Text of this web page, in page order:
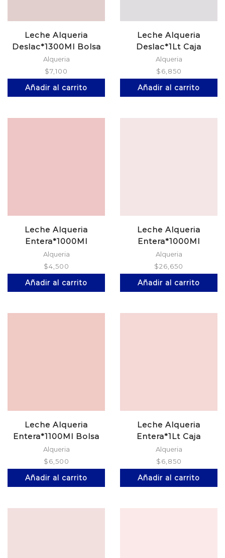
Leche Alqueria
Deslac*1300Ml Bolsa
Alqueria
$7,100
Añadir al carrito
Leche Alqueria
Deslac*1Lt Caja
Alqueria
$6,850
Añadir al carrito
Leche Alqueria
Entera*1000Ml
Alquelitro
Alqueria
$4,500
Añadir al carrito
Leche Alqueria
Entera*1000Ml
Alquelitro*6
Alqueria
$26,650
Añadir al carrito
Leche Alqueria
Entera*1100Ml Bolsa
Alqueria
$6,500
Añadir al carrito
Leche Alqueria
Entera*1Lt Caja
Alqueria
$6,850
Añadir al carrito